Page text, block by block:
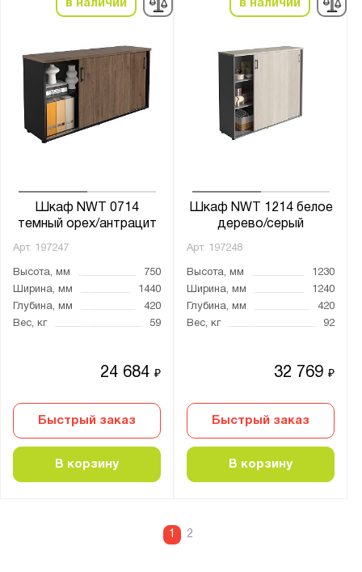
в наличии
Шкаф NWT 0714
темный орех/антрацит
Арт. 197247
Высота, мм
750
Ширина, мм
1440
Глубина, мм
420
Вес, кг
59
24 684₽
Быстрый заказ
В корзину
в наличии
Шкаф NWT 1214 белое
дерево/серый
Арт. 197248
Высота, мм
1230
Ширина, мм
1240
Глубина, мм
420
Вес, кг
92
32 769₽
Быстрый заказ
В корзину
1 2